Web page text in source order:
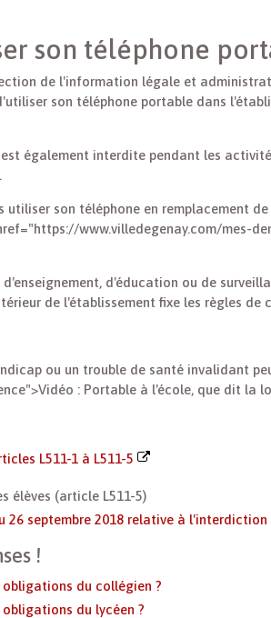
son téléphone
de l'information légale et
son téléphone portable dans
également interdite pendant les
utiliser son téléphone en remplacement
www.villedegenay.com/mes-
d'enseignement, d'éducation ou de
de l'établissement fixe les règles
ou un trouble de santé invalidant
: Portable à l'école, que dit la
L511-1 à L511-5
élèves (article L511-5)
26 septembre 2018 relative à
!
du collégien ?
du lycéen ?